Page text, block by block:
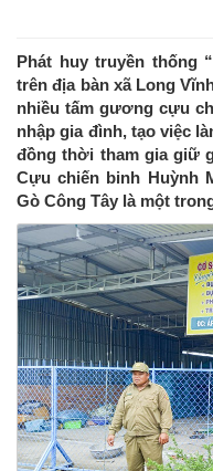
Phát huy truyền thống
trên địa bàn xã Long
nhiều tấm gương cựu
nhập gia đình, tạo việc
đồng thời tham gia giữ
Cựu chiến binh Huỳnh
Gò Công Tây là một